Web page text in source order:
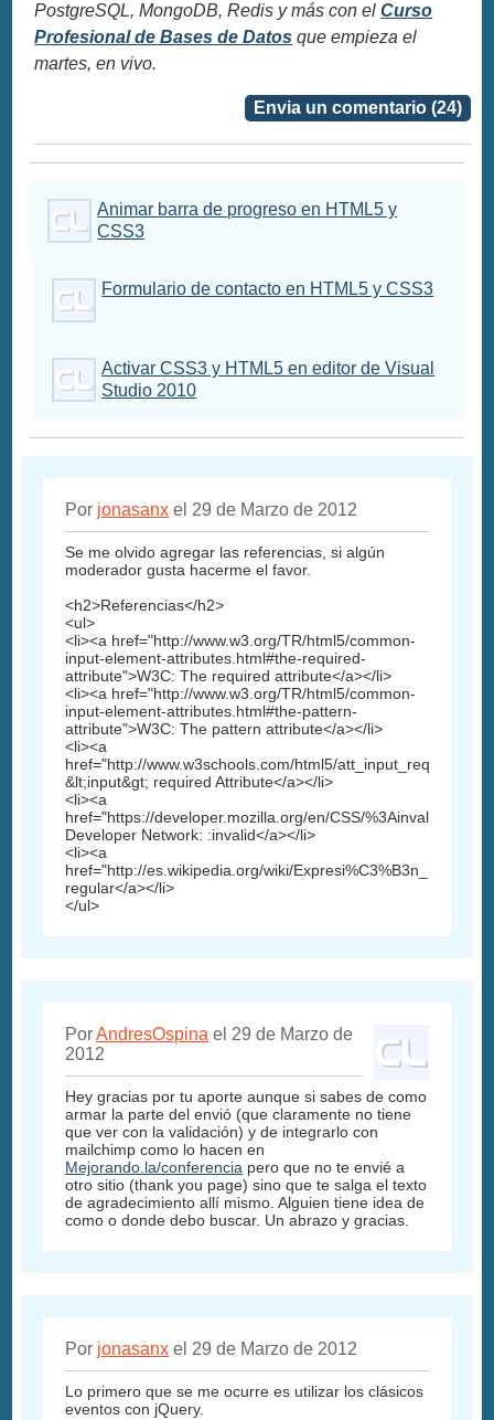
PostgreSQL, MongoDB, Redis y más con elCurso
Profesional de Bases de Datos que empieza el
martes, en vivo.
Envia un comentario (24)
Animar barra de progreso en HTML5 y
CSS3
Formulario de contacto en HTML5 y CSS3
Activar CSS3 y HTML5 en editor de Visual
Studio 2010
Por jonasanx el 29 de Marzo de 2012
Se me olvido agregar las referencias, si algún
moderador gusta hacerme el favor.
<h2>Referencias</h2>
<ul>
<li><a href="http://www.w3.org/TR/html5/common-
input-element-attributes.html#the-required-
attribute">W3C: The required attribute</a></li>
<li><a href="http://www.w3.org/TR/html5/common-
input-element-attributes.html#the-pattern-
attribute">W3C: The pattern attribute</a></li>
<li><a
href="http://www.w3schools.com/html5/
&lt;input&gt; required Attribute</a></li>
<li><a
href="https://developer.mozilla.org/en/CSS/
Developer Network: :invalid</a></li>
<li><a
href="http://es.wikipedia.org/wiki/
regular</a></li>
</ul>
PorAndresOspina el 29 de Marzo de
2012
Hey gracias por tu aporte aunque si sabes de como
armar la parte del envió (que claramente no tiene
que ver con la validación) y de integrarlo con
mailchimp como lo hacen en
Mejorando.la/conferencia pero que no te envié a
otro sitio (thank you page) sino que te salga el texto
de agradecimiento allí mismo. Alguien tiene idea de
como o donde debo buscar. Un abrazo y gracias.
Por jonasanx el 29 de Marzo de 2012
Lo primero que se me ocurre es utilizar los clásicos
eventos con jQuery.